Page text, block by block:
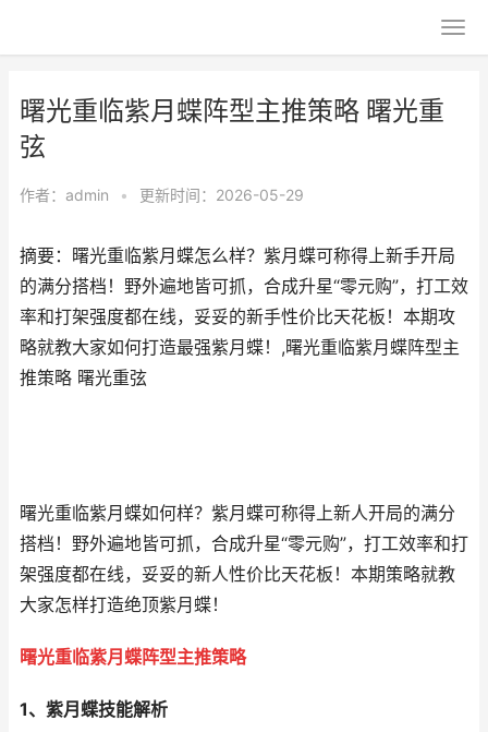
曙光重临紫月蝶阵型主推策略 曙光重
弦
作者： admin • 更新时间：2026-05-29
摘要：曙光重临紫月蝶怎么样？紫月蝶可称得上新手开局
的满分搭档！野外遍地皆可抓，合成升星“零元购”，打工效
率和打架强度都在线，妥妥的新手性价比天花板！本期攻
略就教大家如何打造最强紫月蝶！,曙光重临紫月蝶阵型主
推策略 曙光重弦
曙光重临紫月蝶如何样？紫月蝶可称得上新人开局的满分
搭档！野外遍地皆可抓，合成升星“零元购”，打工效率和打
架强度都在线，妥妥的新人性价比天花板！本期策略就教
大家怎样打造绝顶紫月蝶！
曙光重临紫月蝶阵型主推策略
1、紫月蝶技能解析